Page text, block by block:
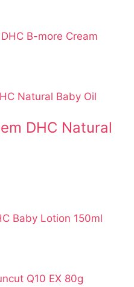
B-more Cream
DHC Natural
Baby Lotion 150ml